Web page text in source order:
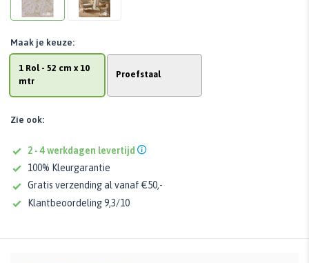
1 Rol - 52 cm x 10
mtr
Proefstaal
Maak je keuze:
Zie ook:
2 - 4 werkdagen levertijd
100% Kleurgarantie
Gratis verzending al vanaf €50,-
Klantbeoordeling 9,3/10